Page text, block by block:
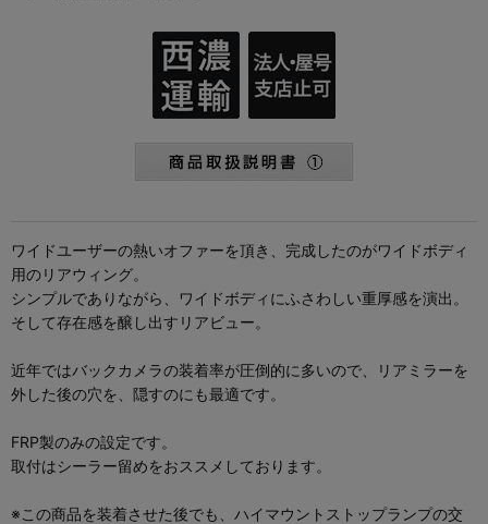
ワイドユーザーの熱いオファーを頂き、完成したのがワイドボディ
用のリアウィング。
シンプルでありながら、ワイドボディにふさわしい重厚感を演出。
そして存在感を醸し出すリアビュー。
近年ではバックカメラの装着率が圧倒的に多いので、リアミラーを
外した後の穴を、隠すのにも最適です。
FRP製のみの設定です。
取付はシーラー留めをおススメしております。
※この商品を装着させた後でも、ハイマウントストップランプの交